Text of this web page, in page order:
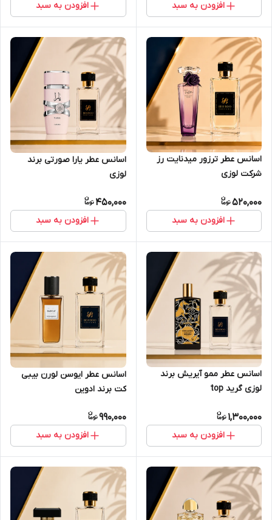
افزودن به سبد افزودن به سبد
اسانس عطر ترزور میدنایت رز
شرکت لوزی
520,000
افزودن به سبد
اسانس عطر یارا صورتی برند
لوزی
450,000
افزودن به سبد
اسانس عطر ممو آیریش برند
لوزی گرید top
1,300,000
افزودن به سبد
اسانس عطر ایوسن لورن بیبی
کت برند ادوین
990,000
افزودن به سبد